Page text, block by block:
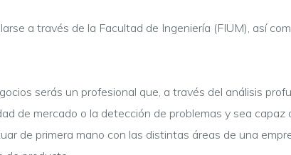
a través de la Facultad de Ingeniería (FIUM), así
serás un profesional que, a través del análisis
de mercado o la detección de problemas y sea
de primera mano con las distintas áreas de una